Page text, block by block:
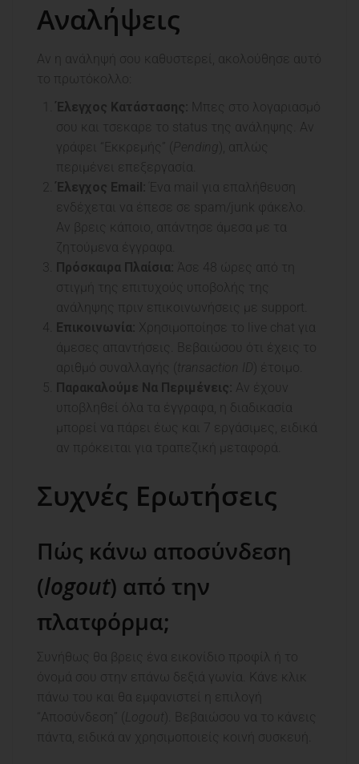
Αναλήψεις
Αν η ανάληψή σου καθυστερεί, ακολούθησε αυτό
το πρωτόκολλο:
Έλεγχος Κατάστασης: Μπες στο λογαριασμό
σου και τσεκαρε το status της ανάληψης. Αν
γράφει “Εκκρεμής” (
Pending ), απλώς
περιμένει επεξεργασία.
Έλεγχος Email:
Ένα mail για επαλήθευση
ενδέχεται να έπεσε σε spam/junk φάκελο.
Αν βρεις κάποιο, απάντησε άμεσα με τα
ζητούμενα έγγραφα.
Πρόσκαιρα Πλαίσια: Άσε 48 ώρες από τη
στιγμή της επιτυχούς υποβολής της
ανάληψης πριν επικοινωνήσεις με support.
Επικοινωνία:
Χρησιμοποίησε το live chat για
άμεσες απαντήσεις. Βεβαιώσου ότι έχεις το
αριθμό συναλλαγής (
transaction ID ) έτοιμο.
Παρακαλούμε Να Περιμένεις: Αν έχουν
υποβληθεί όλα τα έγγραφα, η διαδικασία
μπορεί να πάρει έως και 7 εργάσιμες, ειδικά
αν πρόκειται για τραπεζική μεταφορά.
Συχνές Ερωτήσεις
Πώς κάνω αποσύνδεση
(logout) από την
πλατφόρμα;
Συνήθως θα βρεις ένα εικονίδιο προφίλ ή το
όνομά σου στην επάνω δεξιά γωνία. Κάνε κλικ
πάνω του και θα εμφανιστεί η επιλογή
“Αποσύνδεση” ( Logout ). Βεβαιώσου να το κάνεις
πάντα, ειδικά αν χρησιμοποιείς κοινή συσκευή.